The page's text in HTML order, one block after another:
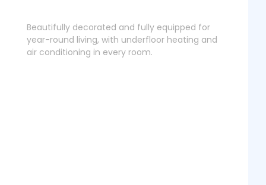
Beautifully decorated and fully equipped for
year-round living, with underfloor heating and
air conditioning in every room.